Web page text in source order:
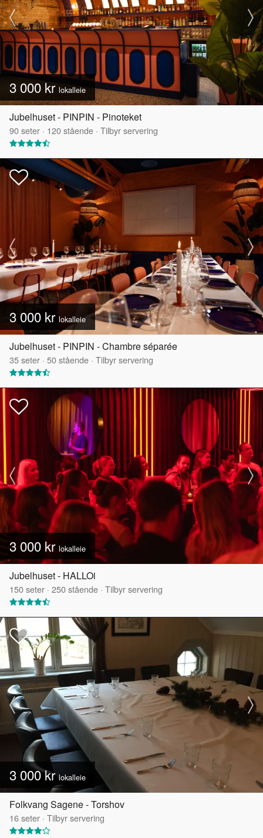
3 000 kr lokalleie
Jubelhuset - PINPIN - Pinoteket
90seter · 120stående · Tilbyr servering
3 000 kr lokalleie
Jubelhuset - PINPIN - Chambre séparée
35seter · 50stående · Tilbyr servering
3 000 kr lokalleie
Jubelhuset - HALLOi
150seter · 250stående · Tilbyr servering
3 000 kr lokalleie
Folkvang Sagene - Torshov
16seter · Tilbyr servering